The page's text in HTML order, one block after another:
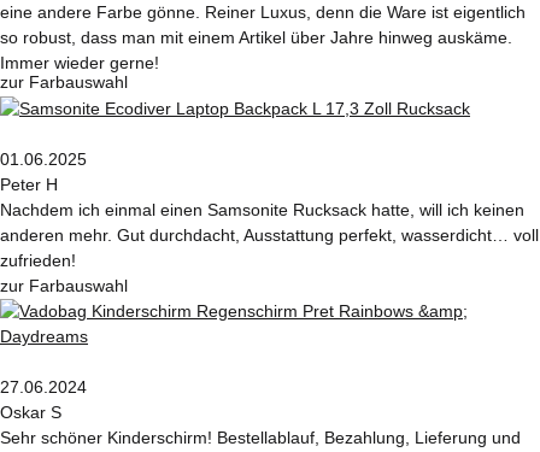
eine andere Farbe gönne. Reiner Luxus, denn die Ware ist eigentlich
so robust, dass man mit einem Artikel über Jahre hinweg auskäme.
Immer wieder gerne!
zur Farbauswahl
01.06.2025
Peter H
Nachdem ich einmal einen Samsonite Rucksack hatte, will ich keinen
anderen mehr. Gut durchdacht, Ausstattung perfekt, wasserdicht… voll
zufrieden!
zur Farbauswahl
27.06.2024
Oskar S
Sehr schöner Kinderschirm! Bestellablauf, Bezahlung, Lieferung und